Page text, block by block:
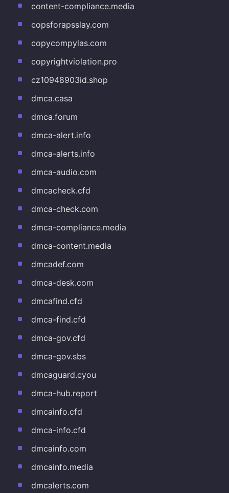
content-compliance.media
copsforapsslay.com
copycompylas.com
copyrightviolation.pro
cz10948903id.shop
dmca.casa
dmca.forum
dmca-alert.info
dmca-alerts.info
dmca-audio.com
dmcacheck.cfd
dmca-check.com
dmca-compliance.media
dmca-content.media
dmcadef.com
dmca-desk.com
dmcafind.cfd
dmca-find.cfd
dmca-gov.cfd
dmca-gov.sbs
dmcaguard.cyou
dmca-hub.report
dmcainfo.cfd
dmca-info.cfd
dmcainfo.com
dmcainfo.media
dmcalerts.com